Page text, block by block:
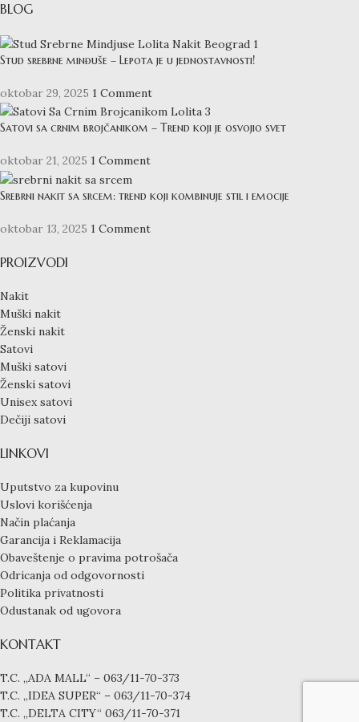
BLOG
Stud srebrne minđuše – Lepota je u jednostavnosti!
oktobar 29, 2025 1 Comment
Satovi sa crnim brojčanikom – Trend koji je osvojio svet
oktobar 21, 2025 1 Comment
Srebrni nakit sa srcem: trend koji kombinuje stil i emocije
oktobar 13, 2025 1 Comment
PROIZVODI
Nakit
Muški nakit
Ženski nakit
Satovi
Muški satovi
Ženski satovi
Unisex satovi
Dečiji satovi
LINKOVI
Uputstvo za kupovinu
Uslovi korišćenja
Način plaćanja
Garancija i Reklamacija
Obaveštenje o pravima potrošača
Odricanja od odgovornosti
Politika privatnosti
Odustanak od ugovora
KONTAKT
T.C. „ADA MALL“ – 063/11-70-373
T.C. „IDEA SUPER“ – 063/11-70-374
T.C. „DELTA CITY“ 063/11-70-371